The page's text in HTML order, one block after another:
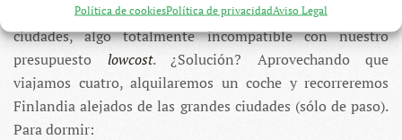
Política de cookiesPolítica de privacidadAviso Legal
de 50 euros al día es complicado vivir en sus principales
ciudades, algo totalmente incompatible con nuestro
presupuesto lowcost. ¿Solución? Aprovechando que
viajamos cuatro, alquilaremos un coche y recorreremos
Finlandia alejados de las grandes ciudades (sólo de paso).
Para dormir: